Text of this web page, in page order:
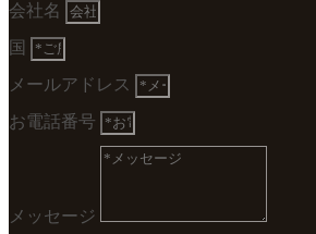
会社名
国
メールアドレス
お電話番号
メッセージ